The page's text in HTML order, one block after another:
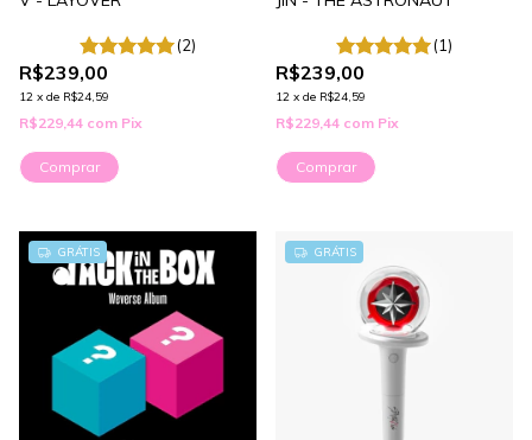
(2)
R$239,00
12 x de R$24,59
R$229,44 com Pix
Comprar
(1)
R$239,00
12 x de R$24,59
R$229,44 com Pix
Comprar
GRÁTIS GRÁTIS